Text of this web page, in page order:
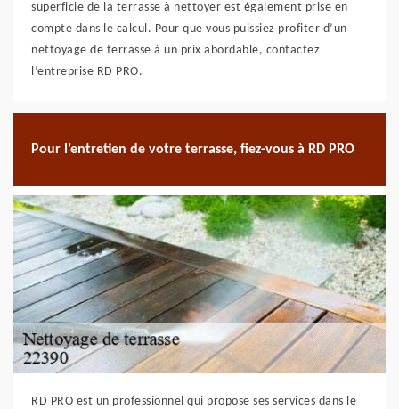
superficie de la terrasse à nettoyer est également prise en
compte dans le calcul. Pour que vous puissiez profiter d’un
nettoyage de terrasse à un prix abordable, contactez
l’entreprise RD PRO.
Pour l’entretien de votre terrasse, fiez-vous à RD PRO
RD PRO est un professionnel qui propose ses services dans le